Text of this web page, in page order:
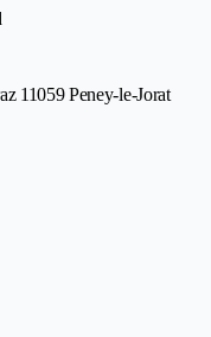
11059 Peney-le-Jorat